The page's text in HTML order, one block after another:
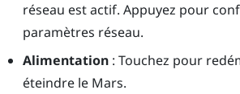
réseau est actif. Appuyez pour
paramètres réseau.
Alimentation : Touchez pour
éteindre le Mars.